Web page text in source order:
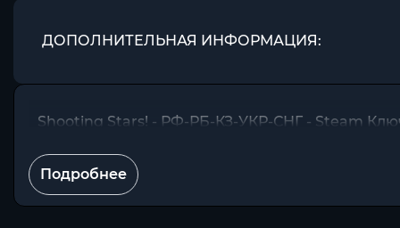
ДОПОЛНИТЕЛЬНАЯ ИНФОРМАЦИЯ:
Shooting Stars! - РФ-РБ-КЗ-УКР-СНГ - Steam
Подробнее